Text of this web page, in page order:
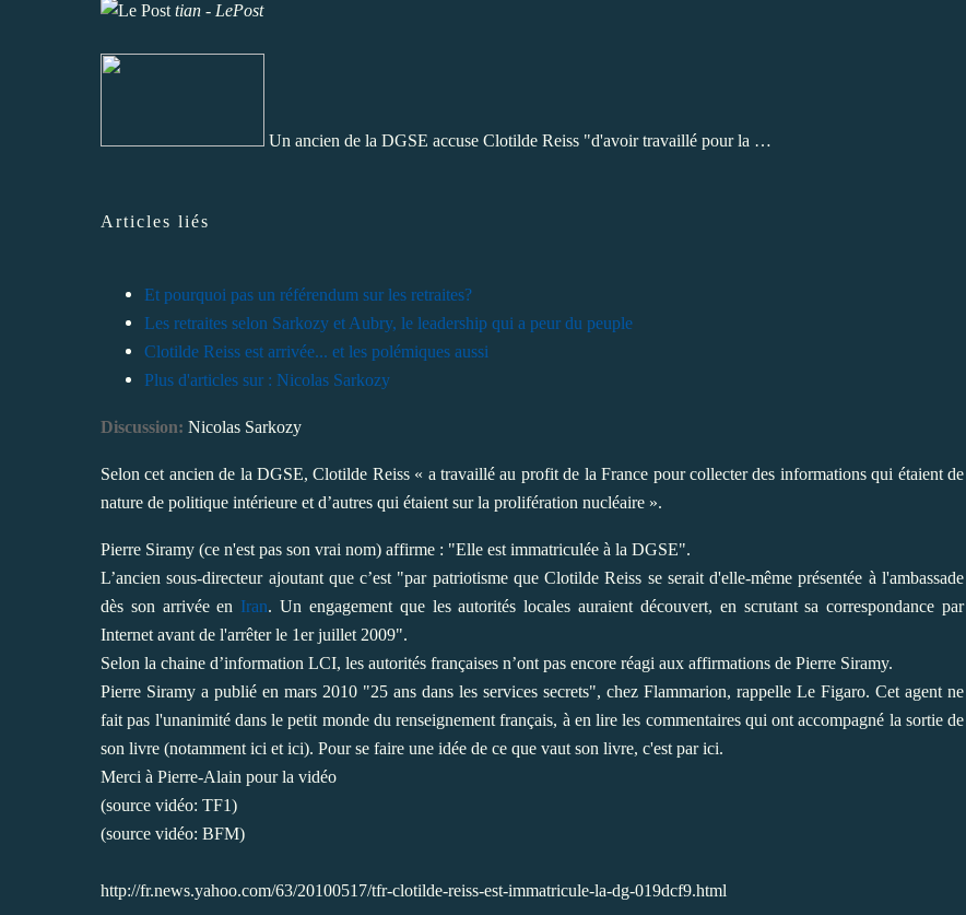
tian - LePost
Un ancien de la DGSE accuse Clotilde Reiss "d'avoir travaillé pour la …
Articles liés
Et pourquoi pas un référendum sur les retraites?
Les retraites selon Sarkozy et Aubry, le leadership qui a peur du peuple
Clotilde Reiss est arrivée... et les polémiques aussi
Plus d'articles sur : Nicolas Sarkozy
Discussion: Nicolas Sarkozy
Selon cet ancien de la DGSE, Clotilde Reiss « a travaillé au profit de la France pour collecter des informations qui étaient de
nature de politique intérieure et d’autres qui étaient sur la prolifération nucléaire ».
Pierre Siramy (ce n'est pas son vrai nom) affirme : "Elle est immatriculée à la DGSE".
L’ancien sous-directeur ajoutant que c’est "par patriotisme que Clotilde Reiss se serait d'elle-même présentée à l'ambassade
dès son arrivée en Iran. Un engagement que les autorités locales auraient découvert, en scrutant sa correspondance par
Internet avant de l'arrêter le 1er juillet 2009".
Selon la chaine d’information LCI, les autorités françaises n’ont pas encore réagi aux affirmations de Pierre Siramy.
Pierre Siramy a publié en mars 2010 "25 ans dans les services secrets", chez Flammarion, rappelle Le Figaro. Cet agent ne
fait pas l'unanimité dans le petit monde du renseignement français, à en lire les commentaires qui ont accompagné la sortie de
son livre (notamment ici et ici). Pour se faire une idée de ce que vaut son livre, c'est par ici.
Merci à Pierre-Alain pour la vidéo
(source vidéo: TF1)
(source vidéo: BFM)
http://fr.news.yahoo.com/63/20100517/tfr-clotilde-reiss-est-immatricule-la-dg-019dcf9.html